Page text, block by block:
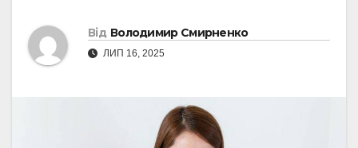
Від Володимир Смирненко
ЛИП 16, 2025